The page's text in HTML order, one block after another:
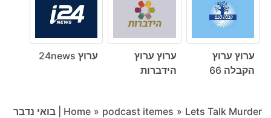
ערוץ ערוץ
הקבלה 66
ערוץ ערוץ
הידברות
ערוץ 24news
Home » podcast itemes »
Lets Talk Murder | בואי נדבר